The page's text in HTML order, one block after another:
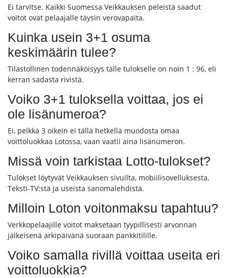
Ei tarvitse. Kaikki Suomessa Veikkauksen peleistä saadut
voitot ovat pelaajalle täysin verovapaita.
Kuinka usein 3+1 osuma
keskimäärin tulee?
Tilastollinen todennäköisyys tälle tulokselle on noin 1 : 96, eli
kerran sadasta rivistä.
Voiko 3+1 tuloksella voittaa, jos ei
ole lisänumeroa?
Ei, pelkkä 3 oikein ei tällä hetkellä muodosta omaa
voittoluokkaa Lotossa, vaan vaatii aina lisänumeron.
Missä voin tarkistaa Lotto-tulokset?
Tulokset löytyvät Veikkauksen sivuilta, mobiilisovelluksesta,
Teksti-TV:stä ja useista sanomalehdistä.
Milloin Loton voitonmaksu tapahtuu?
Verkkopelaajille voitot maksetaan tyypillisesti arvonnan
jälkeisenä arkipäivänä suoraan pankkitilille.
Voiko samalla rivillä voittaa useita eri
voittoluokkia?